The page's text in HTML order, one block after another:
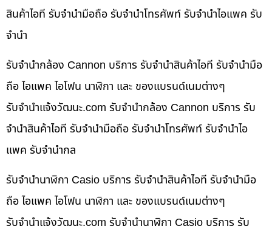
สินค้าไอที รับจำนำมือถือ รับจำนำโทรศัพท์ รับจำนำไอแพค รับ
จำนำ
รับจำนำกล้อง Cannon บริการ รับจำนำสินค้าไอที รับจำนำมือ
ถือ ไอแพค ไอโฟน นาฬิกา และ ของแบรนด์เนมต่างๆ
รับจํานําแจ้งวัฒนะ.com รับจำนำกล้อง Cannon บริการ รับ
จำนำสินค้าไอที รับจำนำมือถือ รับจำนำโทรศัพท์ รับจำนำไอ
แพค รับจำนำกล
รับจำนำนาฬิกา Casio บริการ รับจำนำสินค้าไอที รับจำนำมือ
ถือ ไอแพค ไอโฟน นาฬิกา และ ของแบรนด์เนมต่างๆ
รับจํานําแจ้งวัฒนะ.com รับจำนำนาฬิกา Casio บริการ รับ